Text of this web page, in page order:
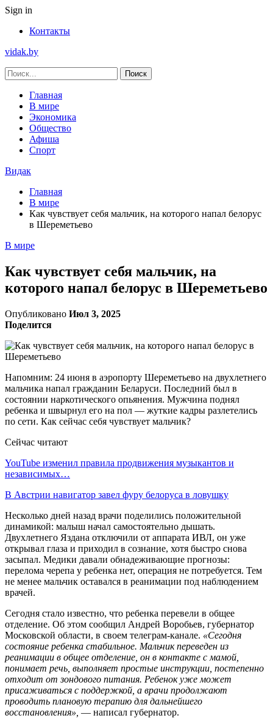
Sign in
Контакты
vidak.by
Главная
В мире
Экономика
Общество
Афиша
Спорт
Видак
Главная
В мире
Как чувствует себя мальчик, на которого напал белорус
в Шереметьево
В мире
Как чувствует себя мальчик, на
которого напал белорус в Шереметьево
Опубликовано Июл 3, 2025
Поделится
Напомним: 24 июня в аэропорту Шереметьево на двухлетнего
мальчика напал гражданин Беларуси. Последний был в
состоянии наркотического опьянения. Мужчина поднял
ребенка и швырнул его на пол — жуткие кадры разлетелись
по сети. Как сейчас себя чувствует мальчик?
Сейчас читают
YouTube изменил правила продвижения музыкантов и
независимых…
В Австрии навигатор завел фуру белоруса в ловушку
Несколько дней назад врачи поделились положительной
динамикой: малыш начал самостоятельно дышать.
Двухлетнего Яздана отключили от аппарата ИВЛ, он уже
открывал глаза и приходил в сознание, хотя быстро снова
засыпал. Медики давали обнадеживающие прогнозы:
перелома черепа у ребенка нет, операция не потребуется. Тем
не менее мальчик оставался в реанимации под наблюдением
врачей.
Сегодня стало известно, что ребенка перевели в общее
отделение. Об этом сообщил Андрей Воробьев, губернатор
Московской области, в своем телеграм-канале. «Сегодня
состояние ребенка стабильное. Мальчик переведен из
реанимации в общее отделение, он в контакте с мамой,
понимает речь, выполняет простые инструкции, постепенно
отходит от зондового питания. Ребенок уже может
присаживаться с поддержкой, а врачи продолжают
проводить плановую терапию для дальнейшего
восстановления», — написал губернатор.